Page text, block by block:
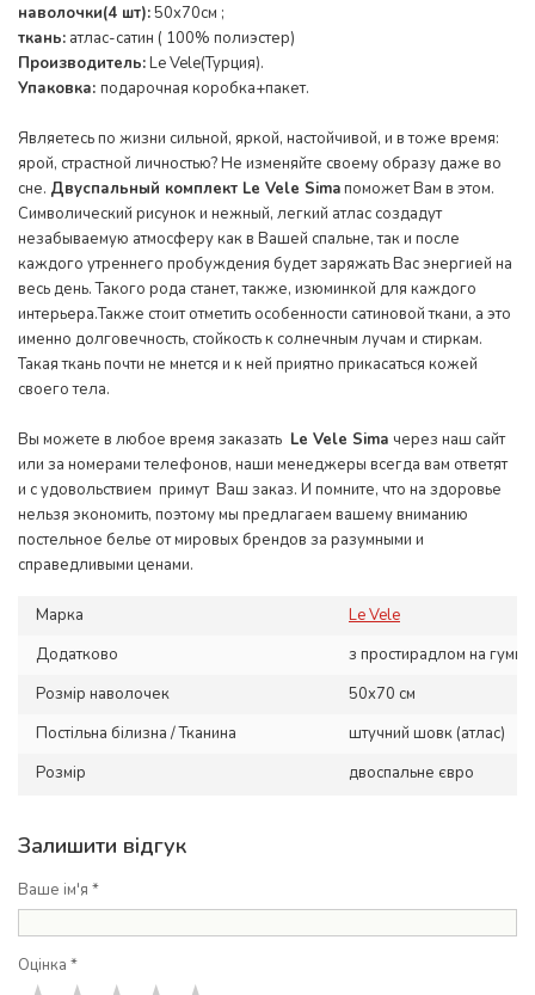
наволочки(4 шт):50x70см ;
ткань: атлас-сатин ( 100% полиэстер)
Производитель:Le Vele(Турция).
Упаковка: подарочная коробка+пакет.
Являетесь по жизни сильной, яркой, настойчивой, и в тоже время:
ярой, страстной личностью? Не изменяйте своему образу даже во
сне. Двуспальный комплект Le Vele Simaпоможет Вам в этом.
Символический рисунок и нежный, легкий атлас создадут
незабываемую атмосферу как в Вашей спальне, так и после
каждого утреннего пробуждения будет заряжать Вас энергией на
весь день. Такого рода станет, также, изюминкой для каждого
интерьера.Также стоит отметить особенности сатиновой ткани, а это
именно долговечность, стойкость к солнечным лучам и стиркам.
Такая ткань почти не мнется и к ней приятно прикасаться кожей
своего тела.
Вы можете в любое время заказать Le Vele Simа через наш сайт
или за номерами телефонов, наши менеджеры всегда вам ответят
и с удовольствием примут Ваш заказ. И помните, что на здоровье
нельзя экономить, поэтому мы предлагаем вашему вниманию
постельное белье от мировых брендов за разумными и
справедливыми ценами.
Марка
Le Vele
Додатково
з простирадлом на гумці
Розмір наволочек
50x70 см
Постільна білизна / Тканина
штучний шовк (атлас)
Розмір
двоспальне євро
Залишити відгук
Ваше ім'я *
Оцінка *